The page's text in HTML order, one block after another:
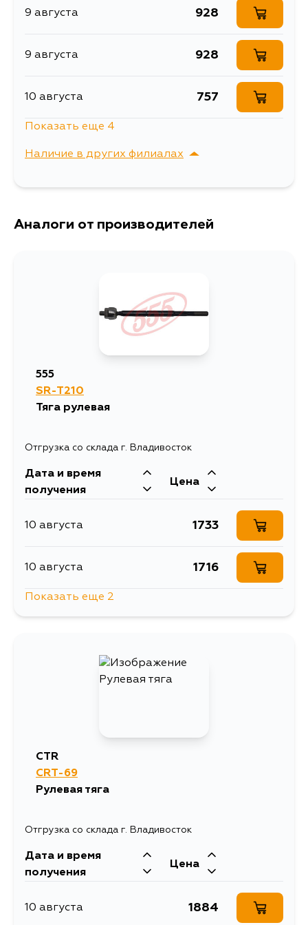
Ширина упаковки, мм
ZCA25R, ZCA26L, ZCA26R,
CLA20L, CLA21L, CLA21R, ACA22R,
9 августа 928
9 августа 928
10 августа 757
13 августа 867
Показать еще 4
Наличие в других филиалах
г. Владивосток,
Аналоги от производителей
555
SR-T210
Тяга рулевая
Отгрузка со склада г. Владивосток
Дата и время
получения
Цена
10 августа 1733
10 августа 1716
Показать еще 2
CTR
CRT-69
Рулевая тяга
Отгрузка со склада г. Владивосток
Дата и время
получения
Цена
10 августа 1884